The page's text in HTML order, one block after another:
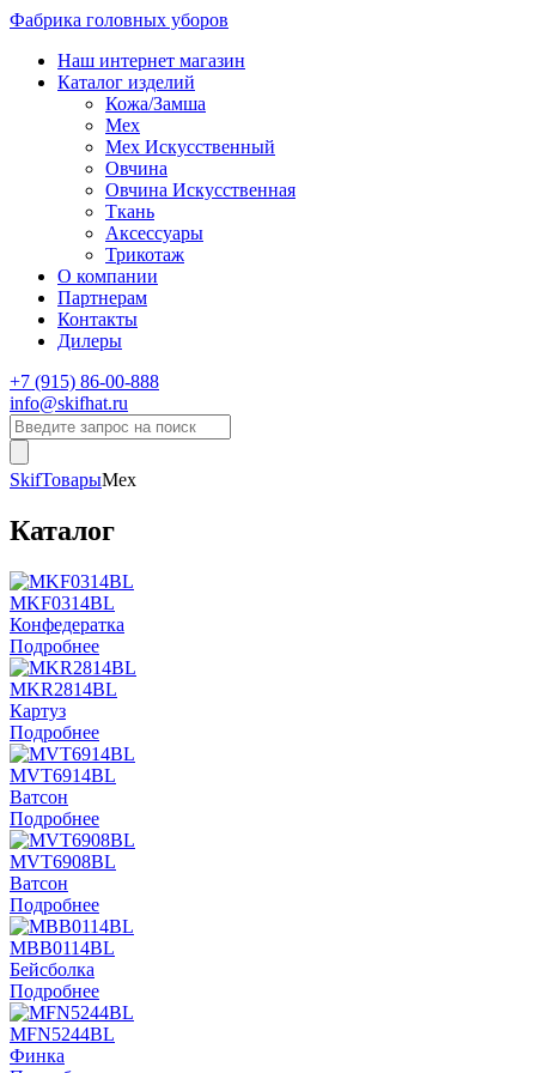
Фабрика головных уборов
Наш интернет магазин
Каталог изделий
Кожа/Замша
Мех
Мех Искусственный
Овчина
Овчина Искусственная
Ткань
Аксессуары
Трикотаж
О компании
Партнерам
Контакты
Дилеры
+7 (915) 86-00-888
info@skifhat.ru
SkifТоварыМех
Каталог
MKF0314BL
Конфедератка
Подробнее
MKR2814BL
Картуз
Подробнее
MVT6914BL
Ватсон
Подробнее
MVT6908BL
Ватсон
Подробнее
MBB0114BL
Бейсболка
Подробнее
MFN5244BL
Финка